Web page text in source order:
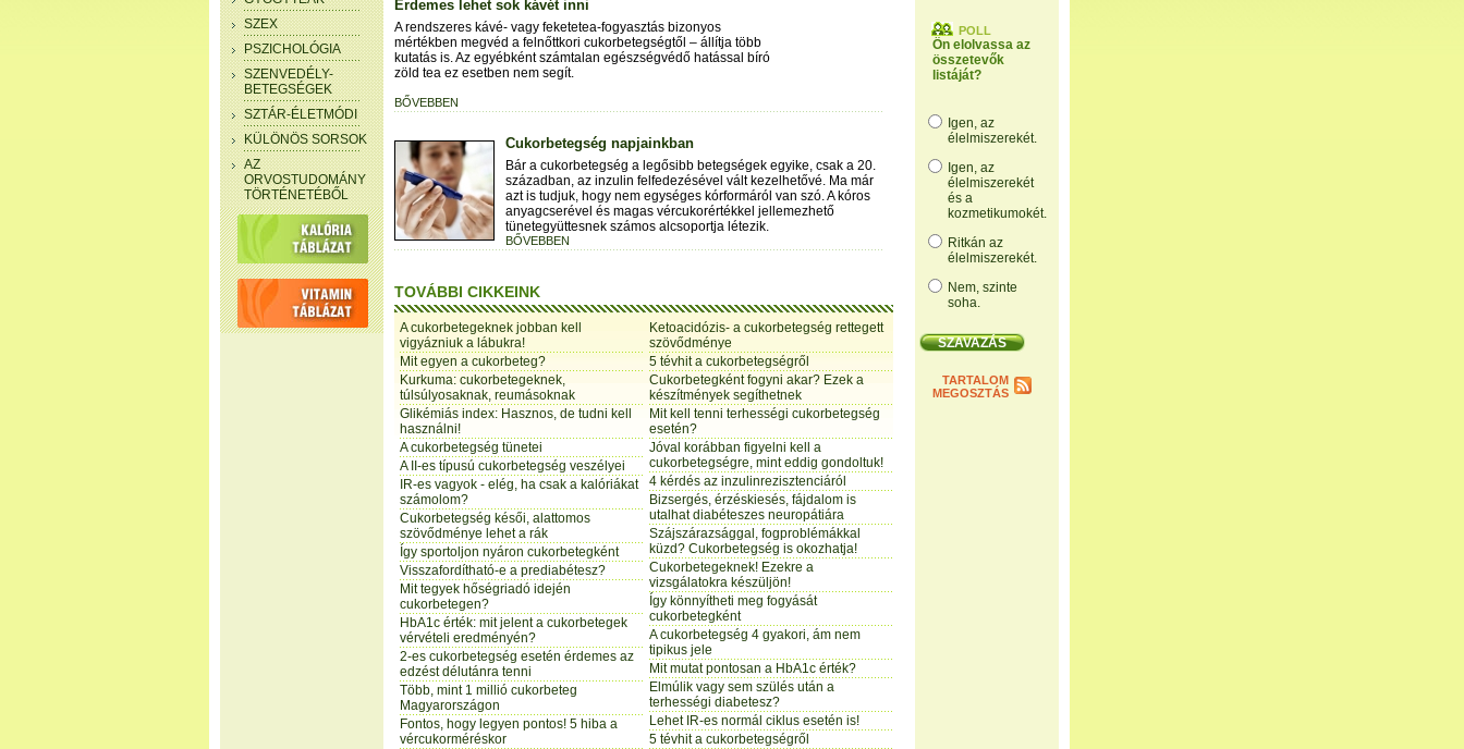
POLL
Ön elolvassa az
összetevők
listáját?
Igen, az
élelmiszerekét.
Igen, az
élelmiszerekét
és a
kozmetikumokét.
Ritkán az
élelmiszerekét.
Nem, szinte
soha.
TARTALOM
MEGOSZTÁS
SZEX
PSZICHOLÓGIA
SZENVEDÉLY-
BETEGSÉGEK
SZTÁR-ÉLETMÓDI
KÜLÖNÖS SORSOK
AZ
ORVOSTUDOMÁNY
TÖRTÉNETÉBŐL
Érdemes lehet sok kávét inni
A rendszeres kávé- vagy feketetea-fogyasztás bizonyos
mértékben megvéd a felnőttkori cukorbetegségtől – állítja több
kutatás is. Az egyébként számtalan egészségvédő hatással bíró
zöld tea ez esetben nem segít.
BŐVEBBEN
Cukorbetegség napjainkban
Bár a cukorbetegség a legősibb betegségek egyike, csak a 20.
században, az inzulin felfedezésével vált kezelhetővé. Ma már
azt is tudjuk, hogy nem egységes kórformáról van szó. A kóros
anyagcserével és magas vércukorértékkel jellemezhető
tünetegyüttesnek számos alcsoportja létezik.
BŐVEBBEN
TOVÁBBI CIKKEINK
A cukorbetegeknek jobban kell
vigyázniuk a lábukra!
Mit egyen a cukorbeteg?
Kurkuma: cukorbetegeknek,
túlsúlyosaknak, reumásoknak
Glikémiás index: Hasznos, de tudni kell
használni!
A cukorbetegség tünetei
A II-es típusú cukorbetegség veszélyei
IR-es vagyok - elég, ha csak a kalóriákat
számolom?
Cukorbetegség késői, alattomos
szövődménye lehet a rák
Így sportoljon nyáron cukorbetegként
Visszafordítható-e a prediabétesz?
Mit tegyek hőségriadó idején
cukorbetegen?
HbA1c érték: mit jelent a cukorbetegek
vérvételi eredményén?
2-es cukorbetegség esetén érdemes az
edzést délutánra tenni
Több, mint 1 millió cukorbeteg
Magyarországon
Fontos, hogy legyen pontos! 5 hiba a
vércukorméréskor
Ketoacidózis- a cukorbetegség rettegett
szövődménye
5 tévhit a cukorbetegségről
Cukorbetegként fogyni akar? Ezek a
készítmények segíthetnek
Mit kell tenni terhességi cukorbetegség
esetén?
Jóval korábban figyelni kell a
cukorbetegségre, mint eddig gondoltuk!
4 kérdés az inzulinrezisztenciáról
Bizsergés, érzéskiesés, fájdalom is
utalhat diabéteszes neuropátiára
Szájszárazsággal, fogproblémákkal
küzd? Cukorbetegség is okozhatja!
Cukorbetegeknek! Ezekre a
vizsgálatokra készüljön!
Így könnyítheti meg fogyását
cukorbetegként
A cukorbetegség 4 gyakori, ám nem
tipikus jele
Mit mutat pontosan a HbA1c érték?
Elmúlik vagy sem szülés után a
terhességi diabetesz?
Lehet IR-es normál ciklus esetén is!
5 tévhit a cukorbetegségről